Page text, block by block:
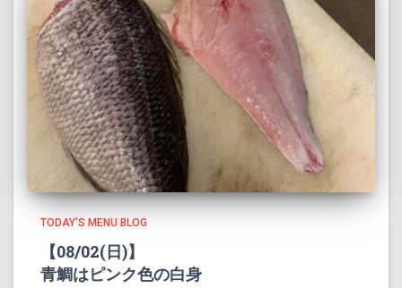
TODAY'S MENU BLOG
【08/02(日)】
青鯛はピンク色の白身